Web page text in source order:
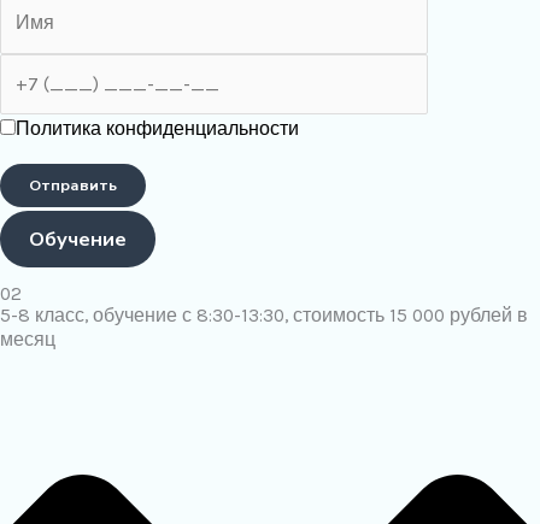
Политика конфиденциальности
Обучение
02
5-8 класс, обучение с 8:30-13:30, стоимость 15 000 рублей в
месяц